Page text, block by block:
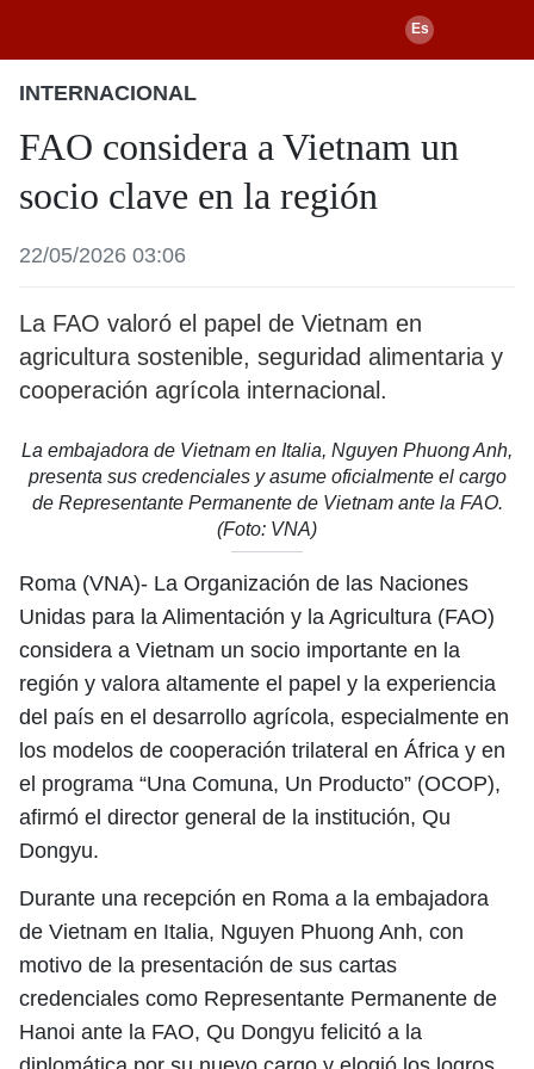
INTERNACIONAL
FAO considera a Vietnam un
socio clave en la región
22/05/2026 03:06
La FAO valoró el papel de Vietnam en
agricultura sostenible, seguridad alimentaria y
cooperación agrícola internacional.
La embajadora de Vietnam en Italia, Nguyen Phuong Anh,
presenta sus credenciales y asume oficialmente el cargo
de Representante Permanente de Vietnam ante la FAO.
(Foto: VNA)
Roma (VNA)- La Organización de las Naciones
Unidas para la Alimentación y la Agricultura (FAO)
considera a Vietnam un socio importante en la
región y valora altamente el papel y la experiencia
del país en el desarrollo agrícola, especialmente en
los modelos de cooperación trilateral en África y en
el programa “Una Comuna, Un Producto” (OCOP),
afirmó el director general de la institución, Qu
Dongyu.
Durante una recepción en Roma a la embajadora
de Vietnam en Italia, Nguyen Phuong Anh, con
motivo de la presentación de sus cartas
credenciales como Representante Permanente de
Hanoi ante la FAO, Qu Dongyu felicitó a la